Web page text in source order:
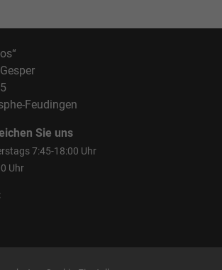
Feudingen
Sie uns
7:45-18:00 Uhr
Uhr